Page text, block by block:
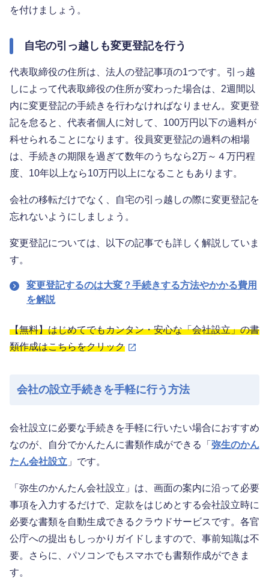
を付けましょう。
自宅の引っ越しも変更登記を行う
代表取締役の住所は、法人の登記事項の1つです。引っ越
しによって代表取締役の住所が変わった場合は、2週間以
内に変更登記の手続きを行わなければなりません。変更登
記を怠ると、代表者個人に対して、100万円以下の過料が
科せられることになります。役員変更登記の過料の相場
は、手続きの期限を過ぎて数年のうちなら2万～４万円程
度、10年以上なら10万円以上になることもあります。
会社の移転だけでなく、自宅の引っ越しの際に変更登記を
忘れないようにしましょう。
変更登記については、以下の記事でも詳しく解説していま
す。
変更登記するのは大変？手続きする方法やかかる費用
を解説
【無料】はじめてでもカンタン・安心な「会社設立」の書
類作成はこちらをクリック
会社の設立手続きを手軽に行う方法
会社設立に必要な手続きを手軽に行いたい場合におすすめ
なのが、自分でかんたんに書類作成ができる「 弥生のかん
たん会社設立 」です。
「弥生のかんたん会社設立」は、画面の案内に沿って必要
事項を入力するだけで、定款をはじめとする会社設立時に
必要な書類を自動生成できるクラウドサービスです。各官
公庁への提出もしっかりガイドしますので、事前知識は不
要。さらに、パソコンでもスマホでも書類作成ができま
す。